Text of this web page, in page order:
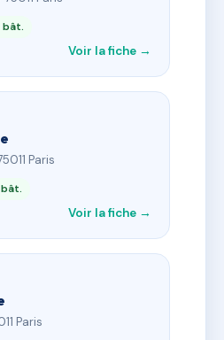
Voir la fiche →
Paris
Voir la fiche →
Paris